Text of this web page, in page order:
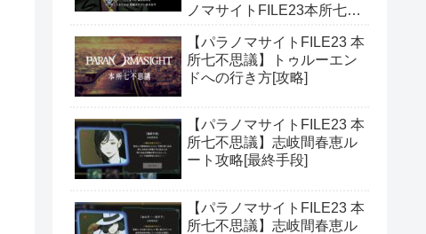
ノマサイトFILE23本所七不
【パラノマサイトFILE23 本
所七不思議】トゥルーエン
ドへの行き方[攻略]
【パラノマサイトFILE23 本
所七不思議】志岐間春恵ル
ート攻略[最終手段]
【パラノマサイトFILE23 本
所七不思議】志岐間春恵ル